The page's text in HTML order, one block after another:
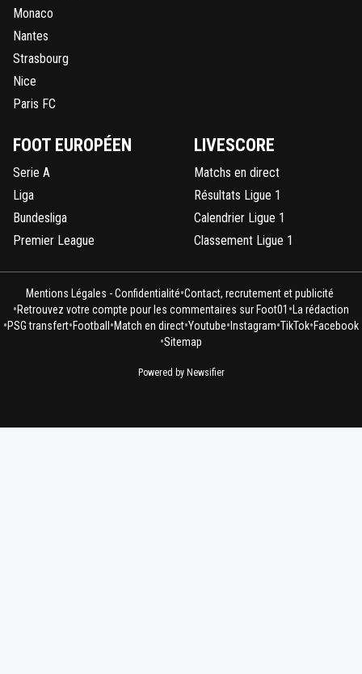
Monaco
Nantes
Strasbourg
Nice
Paris FC
FOOT EUROPÉEN
Serie A
Liga
Bundesliga
Premier League
LIVESCORE
Matchs en direct
Résultats Ligue 1
Calendrier Ligue 1
Classement Ligue 1
Mentions Légales - Confidentialité•Contact, recrutement et publicité
•Retrouvez votre compte pour les commentaires sur Foot01 • La rédaction
•PSG transfert•Football •Match en direct•Youtube• Instagram•TikTok•Facebook
•Sitemap
Powered by Newsifier